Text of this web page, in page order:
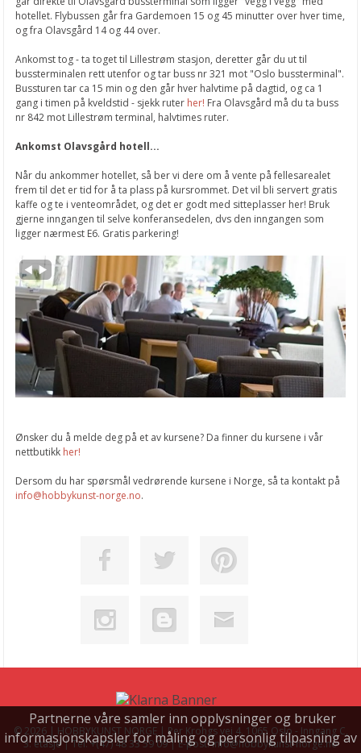
Partnerne våre samler inn opplysninger og bruker
informasjonskapsler for måling og personlig tilpasning av
hotellet. Flybussen går fra Gardemoen 15 og 45 minutter over hver time,
og fra Olavsgård 14 og 44 over.
Ankomst tog - ta toget til Lillestrøm stasjon, deretter går du ut til
bussterminalen rett utenfor og tar buss nr 321 mot "Oslo bussterminal".
Bussturen tar ca 15 min og den går hver halvtime på dagtid, og ca 1
gang i timen på kveldstid - sjekk ruter her! Fra Olavsgård må du ta buss
nr 842 mot Lillestrøm terminal, halvtimes ruter.
Ankomst Olavsgård hotell...
Når du ankommer hotellet, så ber vi dere om å vente på fellesarealet
frem til det er tid for å ta plass på kursrommet. Det vil bli servert gratis
kaffe og te i venteområdet, og det er godt med sitteplasser her! Bruk
gjerne inngangen til selve konferansedelen, dvs den inngangen som
ligger nærmest E6. Gratis parkering!
Ønsker du å melde deg på et av kursene? Da finner du kursene i vår
nettbutikk her!
Dersom du har spørsmål vedrørende kursene i Norge, så ta kontakt på
info@hobbykunst-norge.no.
© 2026 | HOBBYKUNST NORGE | Per Krohgs vei 4, 1065 Oslo - Inngang C,
3. etasje | Tel: +(47) 48 33 59 09 | E-post: info@hobbykunst-norge.no